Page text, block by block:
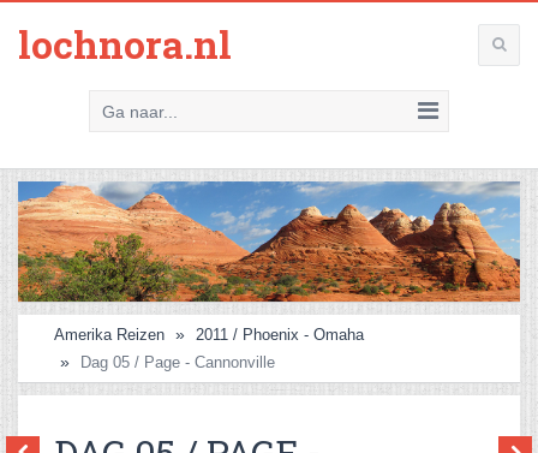
lochnora.nl
Ga naar...
Amerika Reizen
2011 / Phoenix - Omaha
Dag 05 / Page - Cannonville